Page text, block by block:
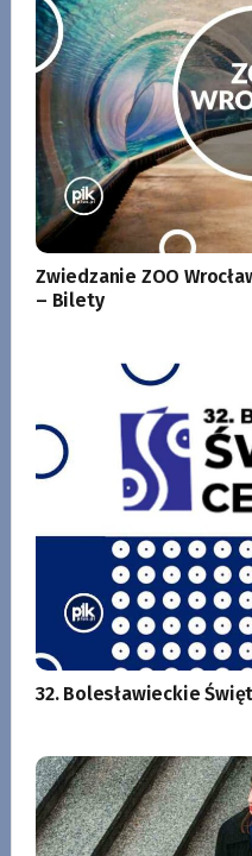
Zwiedzanie ZOO
– Bilety
32. Bolesławieckie